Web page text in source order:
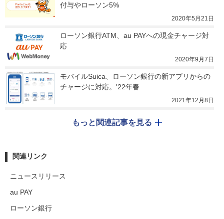
付与やローソン5%
2020年5月21日
ローソン銀行ATM、au PAYへの現金チャージ対
応
2020年9月7日
モバイルSuica、ローソン銀行の新アプリからの
チャージに対応。'22年春
2021年12月8日
もっと関連記事を見る
関連リンク
ニュースリリース
au PAY
ローソン銀行